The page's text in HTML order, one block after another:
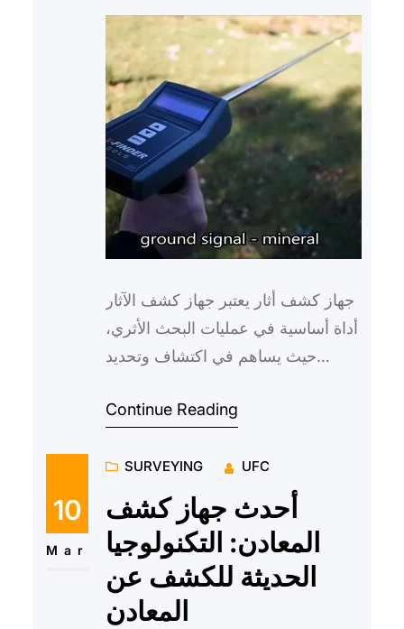
جهاز كشف أثار يعتبر جهاز كشف الآثار
أداة أساسية في عمليات البحث الأثري،
حيث يساهم في اكتشاف وتحديد
Continue Reading
10
Mar
SURVEYING UFC
أحدث جهاز كشف
المعادن: التكنولوجيا
الحديثة للكشف عن
المعادن